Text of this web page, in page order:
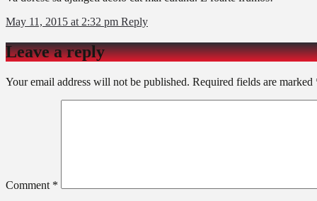
May 11, 2015 at 2:32 pm Reply
Leave a reply
Your email address will not be published. Required fields are marked
Comment *